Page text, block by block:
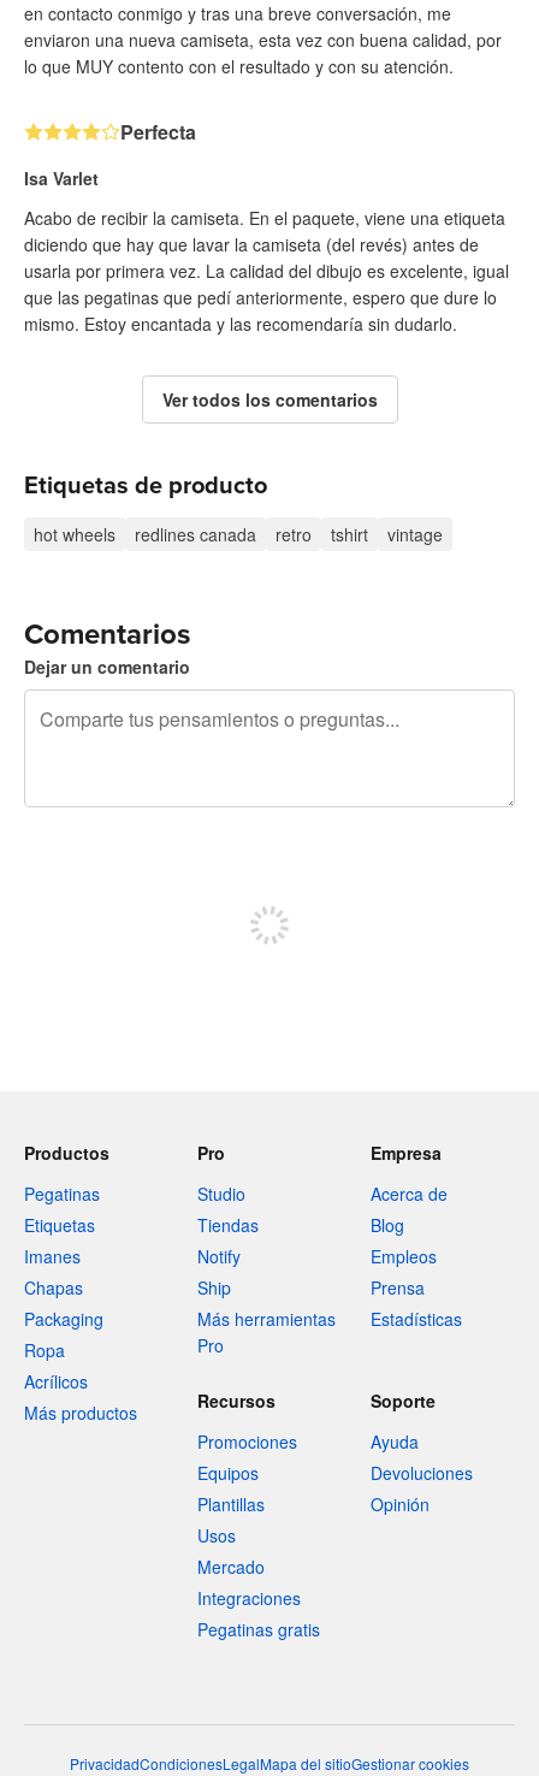
en contacto conmigo y tras una breve conversación, me
enviaron una nueva camiseta, esta vez con buena calidad, por
lo que MUY contento con el resultado y con su atención.
Perfecta
Isa Varlet
Acabo de recibir la camiseta. En el paquete, viene una etiqueta
diciendo que hay que lavar la camiseta (del revés) antes de
usarla por primera vez. La calidad del dibujo es excelente, igual
que las pegatinas que pedí anteriormente, espero que dure lo
mismo. Estoy encantada y las recomendaría sin dudarlo.
Ver todos los comentarios
Etiquetas de producto
hot wheels redlines canada retro tshirt vintage
Comentarios
Dejar un comentario
Productos
Pegatinas
Etiquetas
Imanes
Chapas
Packaging
Ropa
Acrílicos
Más productos
Pro
Studio
Tiendas
Notify
Ship
Más herramientas
Pro
Empresa
Acerca de
Blog
Empleos
Prensa
Estadísticas
Recursos
Promociones
Equipos
Plantillas
Usos
Mercado
Integraciones
Pegatinas gratis
Soporte
Ayuda
Devoluciones
Opinión
PrivacidadCondicionesLegalMapa del sitioGestionar cookies